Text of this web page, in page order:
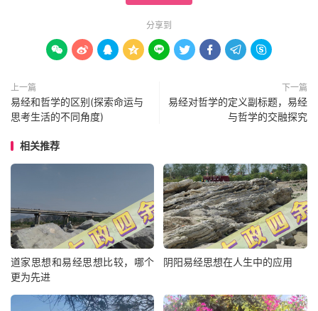
分享到
        
上一篇
易经和哲学的区别(探索命运与
思考生活的不同角度)
下一篇
易经对哲学的定义副标题，易经
与哲学的交融探究
相关推荐
道家思想和易经思想比较，哪个
更为先进
阴阳易经思想在人生中的应用